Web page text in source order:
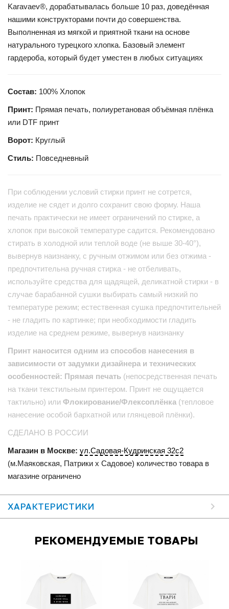
Karavaev®, дорабатывалась больше 10 раз, доведённая
нашими конструкторами почти до совершенства.
Выполненная из мягкой и приятной ткани на основе
натурального турецкого хлопка. Базовый элемент
гардероба, который будет уместен в любых ситуациях
Состав: 100% Хлопок
Принт: Прямая печать, полиуретановая объёмная плёнка
или DTF принт
Ворот: Круглый
Стиль: Повседневный
При соблюдении условий стирки принт не сотрется,
изделие не сядет и долго сохранит свою форму. Наша
печать практически не имеет ограничений по стирке, а
хлопок при высокой температуре садится. Рекомендовано
стирать в холодной или теплой воде (не выше 30-40°),
вывернув наизнанку, с ручным отжимом или без отжима -
предпочтительна ручная стирка - не отбеливать,
используйте средства для щадящей, деликатной стирки - в
случае барабанной сушки выбирать самый низкий по
температуре режим; естественная сушка предпочтительней
- не гладить по картинке; при необходимости гладить
изделие на среднем режиме, вывернув наизнанку
Принт наносится одним из способов нанесения в
зависимости от задумки дизайнера и технических
особенностей: Прямая печать (непосредственная печать
на ткани текстильным принтером. Принт не ощущается
тактильно) или Флокирование/Флексоплёнка (тепловое
нанесение особой бархатной или глянцевой плёнки).
СДЕЛАНО В РОССИИ
Магазин в Москве: ул.Садовая-Кудринская 32с2
(м.Маяковская, Патрики x Садовое) количество товара в
магазине ограничено
ХАРАКТЕРИСТИКИ
РЕКОМЕНДУЕМЫЕ ТОВАРЫ